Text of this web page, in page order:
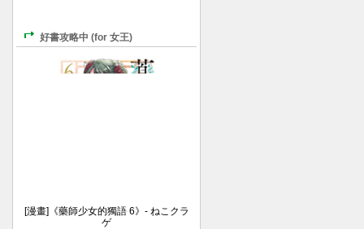
好書攻略中 (for 女王)
[漫畫]《藥師少女的獨語 6》- ねこクラ
ゲ